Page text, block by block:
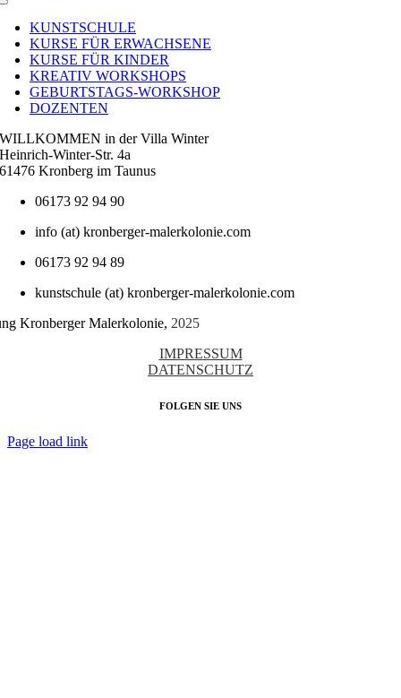
Toggle
NavigationKUNSTSCHULE
KURSE FÜR ERWACHSENE
KURSE FÜR KINDER
KREATIV WORKSHOPS
GEBURTSTAGS-WORKSHOP
DOZENTEN
WILLKOMMEN in der Villa Winter
Heinrich-Winter-Str. 4a
61476 Kronberg im Taunus
06173 92 94 90
info (at) kronberger-malerkolonie.com
06173 92 94 89
kunstschule (at) kronberger-malerkolonie.com
Kronberger Malerkolonie, 2025
IMPRESSUM
DATENSCHUTZ
FOLGEN SIE UNS
Page load link